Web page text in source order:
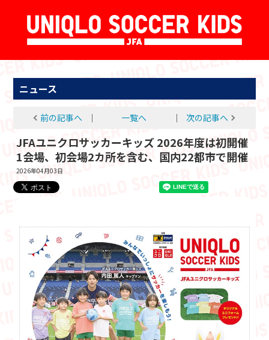
ニュース
前の記事へ │ 一覧へ │ 次の記事へ
JFAユニクロサッカーキッズ 2026年度は初開催
1会場、初会場2カ所を含む、国内22都市で開催
2026年04月03日